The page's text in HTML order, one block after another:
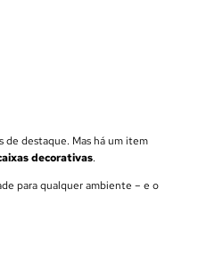
de destaque. Mas há um item
decorativas.
para qualquer ambiente – e o